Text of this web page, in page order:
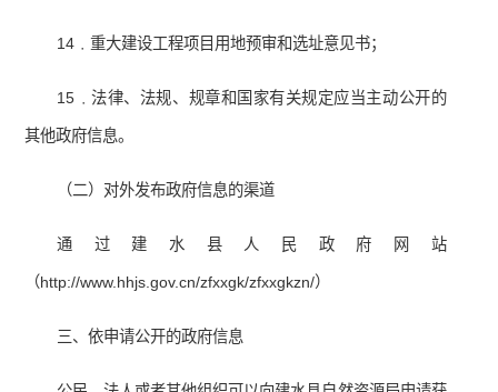
14﹒重大建设工程项目用地预审和选址意见书；
15﹒法律、法规、规章和国家有关规定应当主动公开的
其他政府信息。
（二）对外发布政府信息的渠道
通过建水县人民政府网站
（http://www.hhjs.gov.cn/zfxxgk/zfxxgkzn/）
三、依申请公开的政府信息